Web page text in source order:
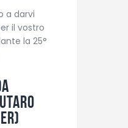
a darvi
il vostro
la 25°